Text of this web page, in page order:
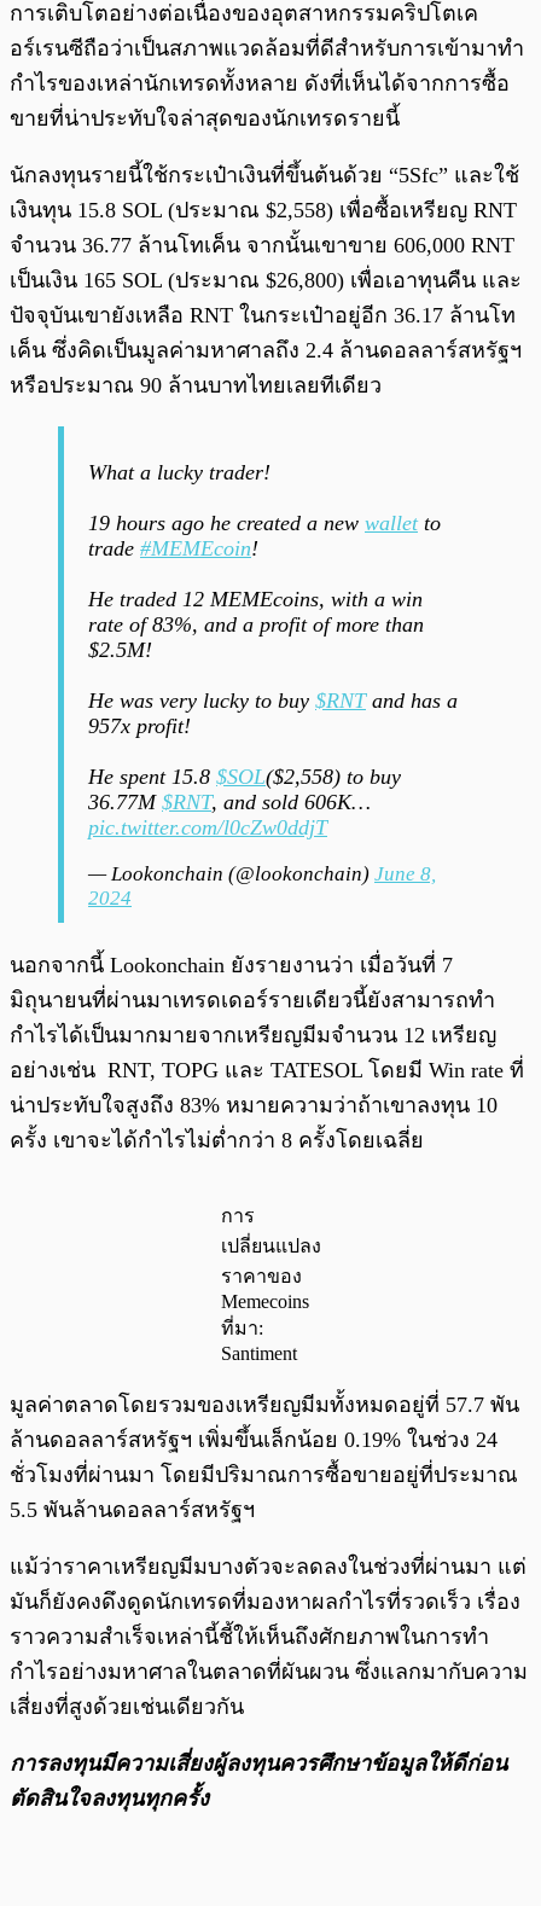
การเติบโตอย่างต่อเนื่องของอุตสาหกรรมคริปโตเค
อร์เรนซีถือว่าเป็นสภาพแวดล้อมที่ดีสำหรับการเข้ามาทำ
กำไรของเหล่านักเทรดทั้งหลาย ดังที่เห็นได้จากการซื้อ
ขายที่น่าประทับใจล่าสุดของนักเทรดรายนี้
นักลงทุนรายนี้ใช้กระเป๋าเงินที่ขึ้นต้นด้วย “5Sfc” และใช้
เงินทุน 15.8 SOL (ประมาณ $2,558) เพื่อซื้อเหรียญ RNT
จำนวน 36.77 ล้านโทเค็น จากนั้นเขาขาย 606,000 RNT
เป็นเงิน 165 SOL (ประมาณ $26,800) เพื่อเอาทุนคืน และ
ปัจจุบันเขายังเหลือ RNT ในกระเป๋าอยู่อีก 36.17 ล้านโท
เค็น ซึ่งคิดเป็นมูลค่ามหาศาลถึง 2.4 ล้านดอลลาร์สหรัฐฯ
หรือประมาณ 90 ล้านบาทไทยเลยทีเดียว
What a lucky trader!
19 hours ago he created a new walletto
trade #MEMEcoin!
He traded 12 MEMEcoins, with a win
rate of 83%, and a profit of more than
$2.5M!
He was very lucky to buy $RNTand has a
957x profit!
He spent 15.8 $SOL($2,558) to buy
36.77M $RNT, and sold 606K…
pic.twitter.com/l0cZw0ddjT
— Lookonchain (@lookonchain) June 8,
2024
นอกจากนี้ Lookonchain ยังรายงานว่า เมื่อวันที่ 7
มิถุนายนที่ผ่านมาเทรดเดอร์รายเดียวนี้ยังสามารถทำ
กำไรได้เป็นมากมายจากเหรียญมีมจำนวน 12 เหรียญ
อย่างเช่น RNT, TOPG และ TATESOL โดยมี Win rate ที่
น่าประทับใจสูงถึง 83% หมายความว่าถ้าเขาลงทุน 10
ครั้ง เขาจะได้กำไรไม่ต่ำกว่า 8 ครั้งโดยเฉลี่ย
การ
เปลี่ยนแปลง
ราคาของ
Memecoins
ที่มา:
Santiment
มูลค่าตลาดโดยรวมของเหรียญมีมทั้งหมดอยู่ที่ 57.7 พัน
ล้านดอลลาร์สหรัฐฯ เพิ่มขึ้นเล็กน้อย 0.19% ในช่วง 24
ชั่วโมงที่ผ่านมา โดยมีปริมาณการซื้อขายอยู่ที่ประมาณ
5.5 พันล้านดอลลาร์สหรัฐฯ
แม้ว่าราคาเหรียญมีมบางตัวจะลดลงในช่วงที่ผ่านมา แต่
มันก็ยังคงดึงดูดนักเทรดที่มองหาผลกำไรที่รวดเร็ว เรื่อง
ราวความสำเร็จเหล่านี้ชี้ให้เห็นถึงศักยภาพในการทำ
กำไรอย่างมหาศาลในตลาดที่ผันผวน ซึ่งแลกมากับความ
เสี่ยงที่สูงด้วยเช่นเดียวกัน
การลงทุนมีความเสี่ยงผู้ลงทุนควรศึกษาข้อมูลให้ดีก่อน
ตัดสินใจลงทุนทุกครั้ง